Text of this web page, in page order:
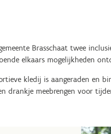
Brasschaat twee
elkaars mogelijkheden
kledij is aangeraden en
drankje meebrengen voor